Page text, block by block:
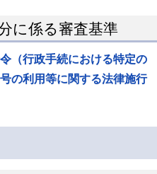
に係る審査基準
（行政手続における特定の
の利用等に関する法律施行